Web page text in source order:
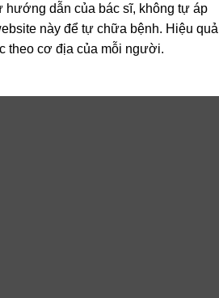
hướng dẫn của bác sĩ, không tự áp
này để tự chữa bệnh. Hiệu quả
theo cơ địa của mỗi người.